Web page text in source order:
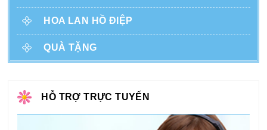
HOA LAN HỒ ĐIỆP
QUÀ TẶNG
HỖ TRỢ TRỰC TUYẾN